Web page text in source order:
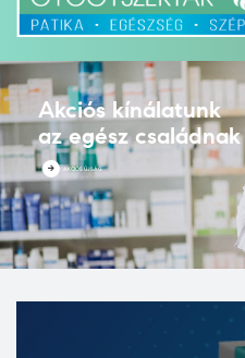
AKCIÓS ÚJSÁG
Akciós kínálatunk
az egész családnak